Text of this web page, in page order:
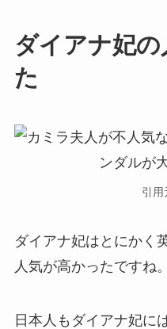
ダイアナ妃
た
引用
ダイアナ妃はとにかく
人気が高かったですね。
日本人もダイアナ妃に